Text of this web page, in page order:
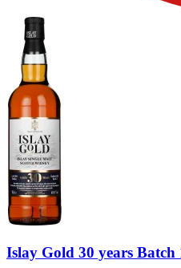
Islay Gold 30 years